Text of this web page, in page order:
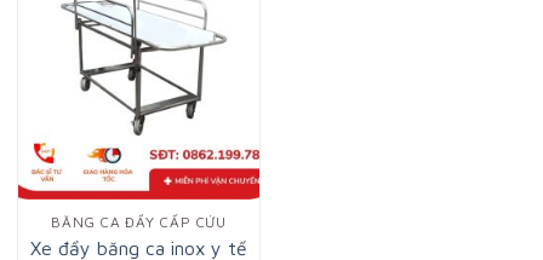
BĂNG CA ĐẨY CẤP CỨU
Xe đẩy băng ca inox y tế